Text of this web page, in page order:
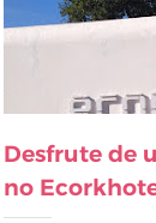
Desfrute de
no